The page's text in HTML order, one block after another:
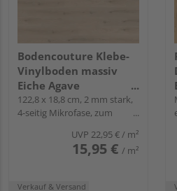
Bodencouture Klebe-
Vinylboden massiv
Eiche Agave
Landhausdiele - living
122,8 x 18,8 cm, 2 mm stark,
4-seitig Mikrofase, zum
UVP 22,95 €/ m²
15,95 € / m²
Verkauf & Versand